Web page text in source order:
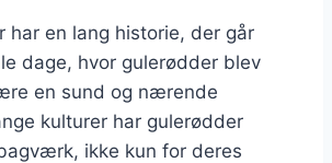
har en lang historie, der går
dage, hvor gulerødder blev
en sund og nærende
kulturer har gulerødder
ikke kun for deres